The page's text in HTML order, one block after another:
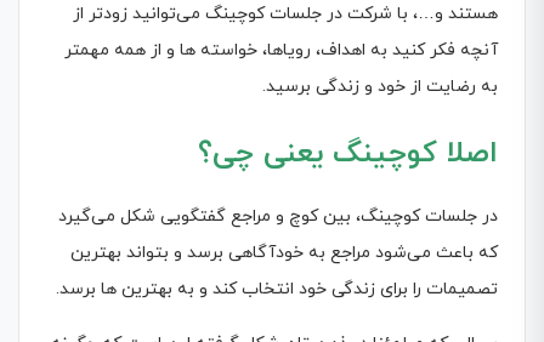
هستند و…، با شرکت در جلسات کوچینگ می‌توانید زودتر از
آنچه فکر کنید به اهداف، رویاها، خواسته ها و از همه مهمتر
به رضایت از خود و زندگی برسید.
اصلا کوچینگ یعنی چی؟
در جلسات کوچینگ، بین کوچ و مراجع گفتگویی شکل می‌گیرد
که باعث می‌شود مراجع به خودآگاهی برسد و بتواند بهترین
تصمیمات را برای زندگی خود انتخاب کند و به بهترین ها برسد.